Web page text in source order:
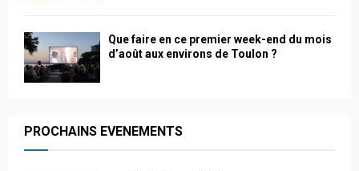
Que faire en ce premier week-end du mois
d’août aux environs de Toulon ?
PROCHAINS EVENEMENTS